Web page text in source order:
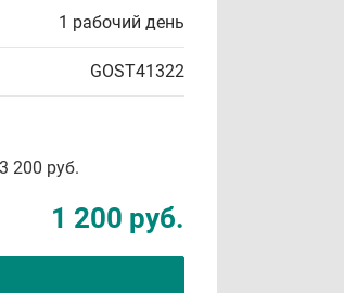
1 рабочий день
GOST41322
200 руб.
1 200 руб.